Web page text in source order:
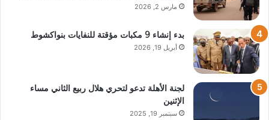
مارس 2, 2026
بدء إنشاء 9 مكبات مؤقتة للنفايات بنواكشوط
أبريل 19, 2026
لجنة الأهلة تدعو لتحري هلال ربيع الثاني مساء
الإثنين
سبتمبر 19, 2025